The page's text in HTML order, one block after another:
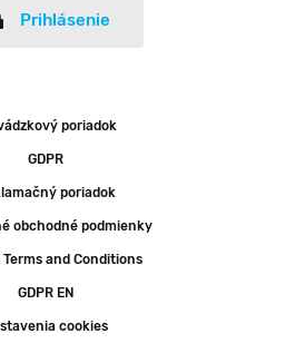
Prihlásenie
poriadok
GDPR
poriadok
obchodné podmienky
Terms and Conditions
GDPR EN
cookies